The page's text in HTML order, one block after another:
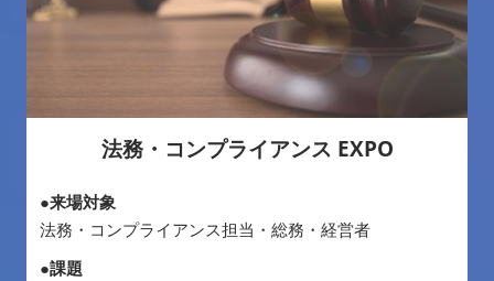
法務・コンプライアンス EXPO
●来場対象
法務・コンプライアンス担当・総務・経営者
●課題